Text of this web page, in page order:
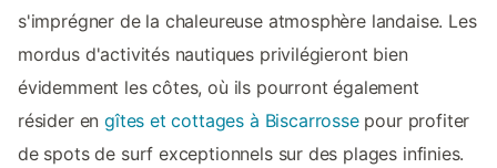
s'imprégner de la chaleureuse atmosphère landaise. Les
mordus d'activités nautiques privilégieront bien
évidemment les côtes, où ils pourront également
résider engîtes et cottages à Biscarrossepour profiter
de spots de surf exceptionnels sur des plages infinies.